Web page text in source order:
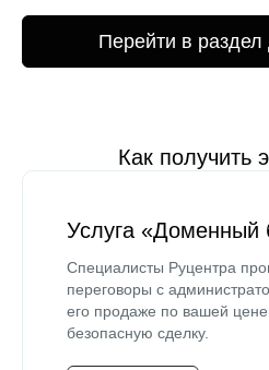
Перейти в раздел
Как получить
Услуга «Доменный
Специалисты Руцентра
переговоры с
его продаже по вашей
безопасную сделку.